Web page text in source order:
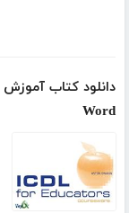
Word